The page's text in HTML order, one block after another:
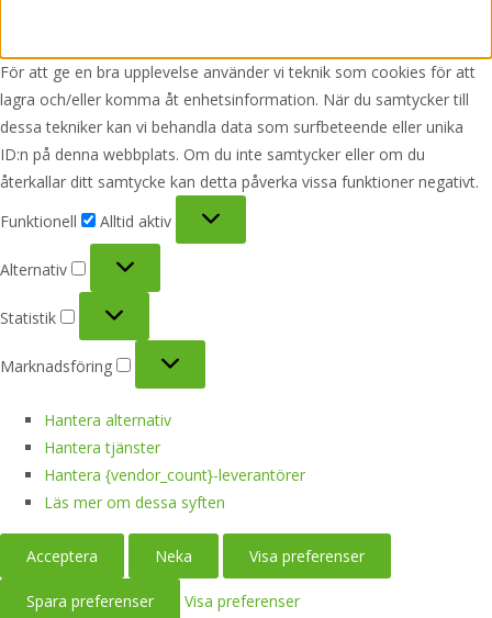
För att ge en bra upplevelse använder vi teknik som cookies för att
lagra och/eller komma åt enhetsinformation. När du samtycker till
dessa tekniker kan vi behandla data som surfbeteende eller unika
ID:n på denna webbplats. Om du inte samtycker eller om du
återkallar ditt samtycke kan detta påverka vissa funktioner negativt.
Funktionell
Alltid aktiv
Alternativ
Statistik
Marknadsföring
Hantera alternativ
Hantera tjänster
Hantera {vendor_count}-leverantörer
Läs mer om dessa syften
Acceptera Neka Visa preferenser
Spara preferenser Visa preferenser